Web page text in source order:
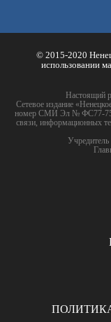
© 2015-2020
использовании
Настоящий
Сетевое издание
номер СМИ Эл № ФС77-
связи, информационных